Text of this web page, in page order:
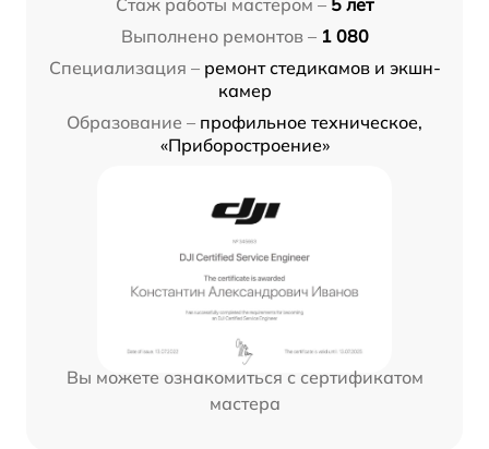
Стаж работы мастером – 5 лет
Выполнено ремонтов – 1 080
Специализация – ремонт стедикамов и экшн-
камер
Образование – профильное техническое,
«Приборостроение»
Вы можете ознакомиться с сертификатом
мастера